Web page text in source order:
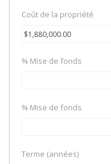
Coût de la propriété
% Mise de fonds
% Mise de fonds
Terme (années)